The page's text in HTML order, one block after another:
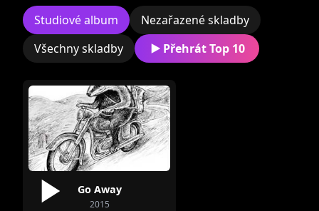
Matěj Krečmer
Studiové album
Nezařazené skladby
Všechny skladby
Přehrát Top 10
Go Away
2015